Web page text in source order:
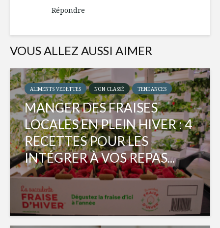
Répondre
VOUS ALLEZ AUSSI AIMER
ALIMENTS VEDETTES NON CLASSÉ TENDANCES
MANGER DES FRAISES
LOCALES EN PLEIN HIVER : 4
RECETTES POUR LES
INTÉGRER À VOS REPAS...